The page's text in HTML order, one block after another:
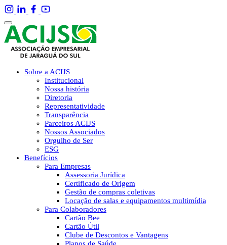
Sobre a ACIJS
Institucional
Nossa história
Diretoria
Representatividade
Transparência
Parceiros ACIJS
Nossos Associados
Orgulho de Ser
ESG
Benefícios
Para Empresas
Assessoria Jurídica
Certificado de Origem
Gestão de compras coletivas
Locação de salas e equipamentos multimídia
Para Colaboradores
Cartão Bee
Cartão Útil
Clube de Descontos e Vantagens